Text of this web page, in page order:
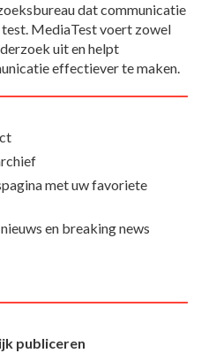
dat communicatie
MediaTest voert zowel
uit en helpt
effectiever te maken.
met uw favoriete
en breaking news
publiceren